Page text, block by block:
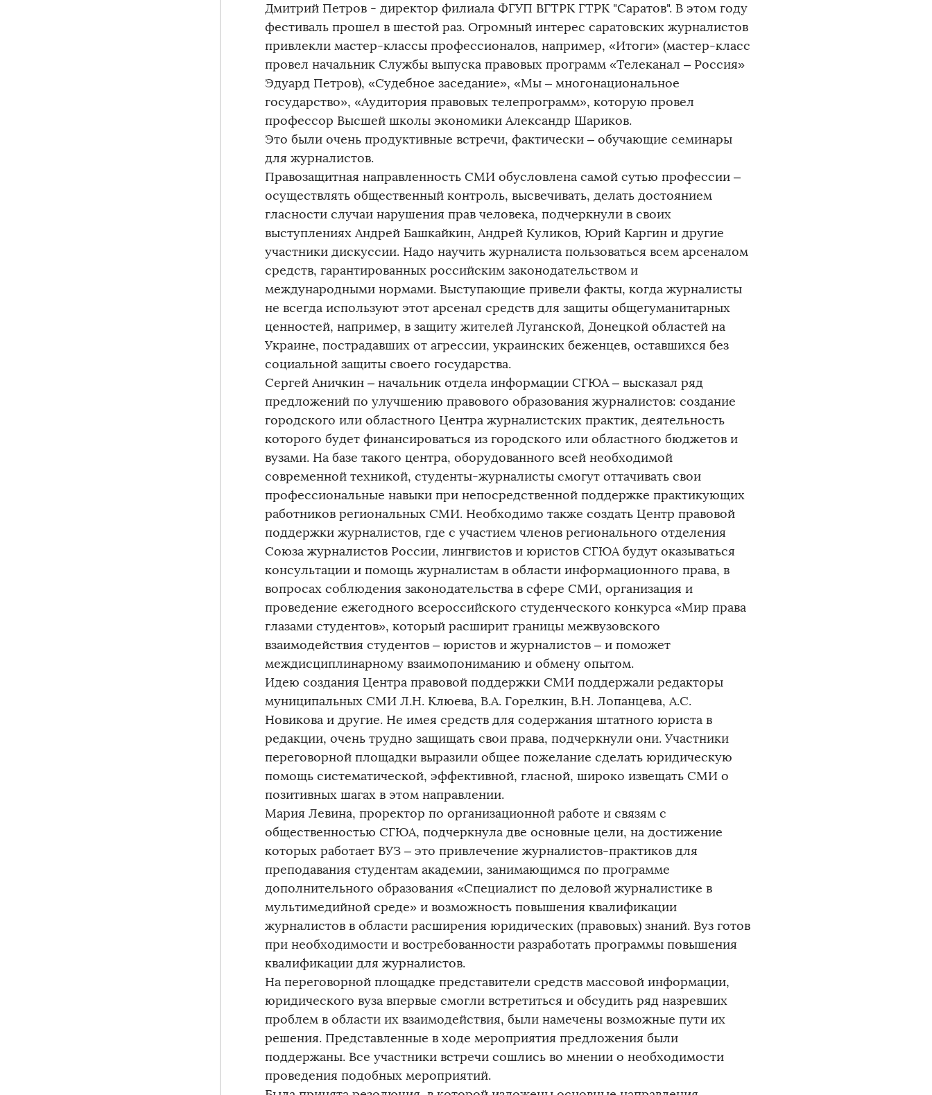
Дмитрий Петров - директор филиала ФГУП ВГТРК ГТРК "Саратов". В этом году
фестиваль прошел в шестой раз. Огромный интерес саратовских журналистов
привлекли мастер-классы профессионалов, например, «Итоги» (мастер-класс
провел начальник Службы выпуска правовых программ «Телеканал – Россия»
Эдуард Петров), «Судебное заседание», «Мы – многонациональное
государство», «Аудитория правовых телепрограмм», которую провел
профессор Высшей школы экономики Александр Шариков.
Это были очень продуктивные встречи, фактически – обучающие семинары
для журналистов.
Правозащитная направленность СМИ обусловлена самой сутью профессии –
осуществлять общественный контроль, высвечивать, делать достоянием
гласности случаи нарушения прав человека, подчеркнули в своих
выступлениях Андрей Башкайкин, Андрей Куликов, Юрий Каргин и другие
участники дискуссии. Надо научить журналиста пользоваться всем арсеналом
средств, гарантированных российским законодательством и
международными нормами. Выступающие привели факты, когда журналисты
не всегда используют этот арсенал средств для защиты общегуманитарных
ценностей, например, в защиту жителей Луганской, Донецкой областей на
Украине, пострадавших от агрессии, украинских беженцев, оставшихся без
социальной защиты своего государства.
Сергей Аничкин – начальник отдела информации СГЮА – высказал ряд
предложений по улучшению правового образования журналистов: создание
городского или областного Центра журналистских практик, деятельность
которого будет финансироваться из городского или областного бюджетов и
вузами. На базе такого центра, оборудованного всей необходимой
современной техникой, студенты-журналисты смогут оттачивать свои
профессиональные навыки при непосредственной поддержке практикующих
работников региональных СМИ. Необходимо также создать Центр правовой
поддержки журналистов, где с участием членов регионального отделения
Союза журналистов России, лингвистов и юристов СГЮА будут оказываться
консультации и помощь журналистам в области информационного права, в
вопросах соблюдения законодательства в сфере СМИ, организация и
проведение ежегодного всероссийского студенческого конкурса «Мир права
глазами студентов», который расширит границы межвузовского
взаимодействия студентов – юристов и журналистов – и поможет
междисциплинарному взаимопониманию и обмену опытом.
Идею создания Центра правовой поддержки СМИ поддержали редакторы
муниципальных СМИ Л.Н. Клюева, В.А. Горелкин, В.Н. Лопанцева, А.С.
Новикова и другие. Не имея средств для содержания штатного юриста в
редакции, очень трудно защищать свои права, подчеркнули они. Участники
переговорной площадки выразили общее пожелание сделать юридическую
помощь систематической, эффективной, гласной, широко извещать СМИ о
позитивных шагах в этом направлении.
Мария Левина, проректор по организационной работе и связям с
общественностью СГЮА, подчеркнула две основные цели, на достижение
которых работает ВУЗ – это привлечение журналистов-практиков для
преподавания студентам академии, занимающимся по программе
дополнительного образования «Специалист по деловой журналистике в
мультимедийной среде» и возможность повышения квалификации
журналистов в области расширения юридических (правовых) знаний. Вуз готов
при необходимости и востребованности разработать программы повышения
квалификации для журналистов.
На переговорной площадке представители средств массовой информации,
юридического вуза впервые смогли встретиться и обсудить ряд назревших
проблем в области их взаимодействия, были намечены возможные пути их
решения. Представленные в ходе мероприятия предложения были
поддержаны. Все участники встречи сошлись во мнении о необходимости
проведения подобных мероприятий.